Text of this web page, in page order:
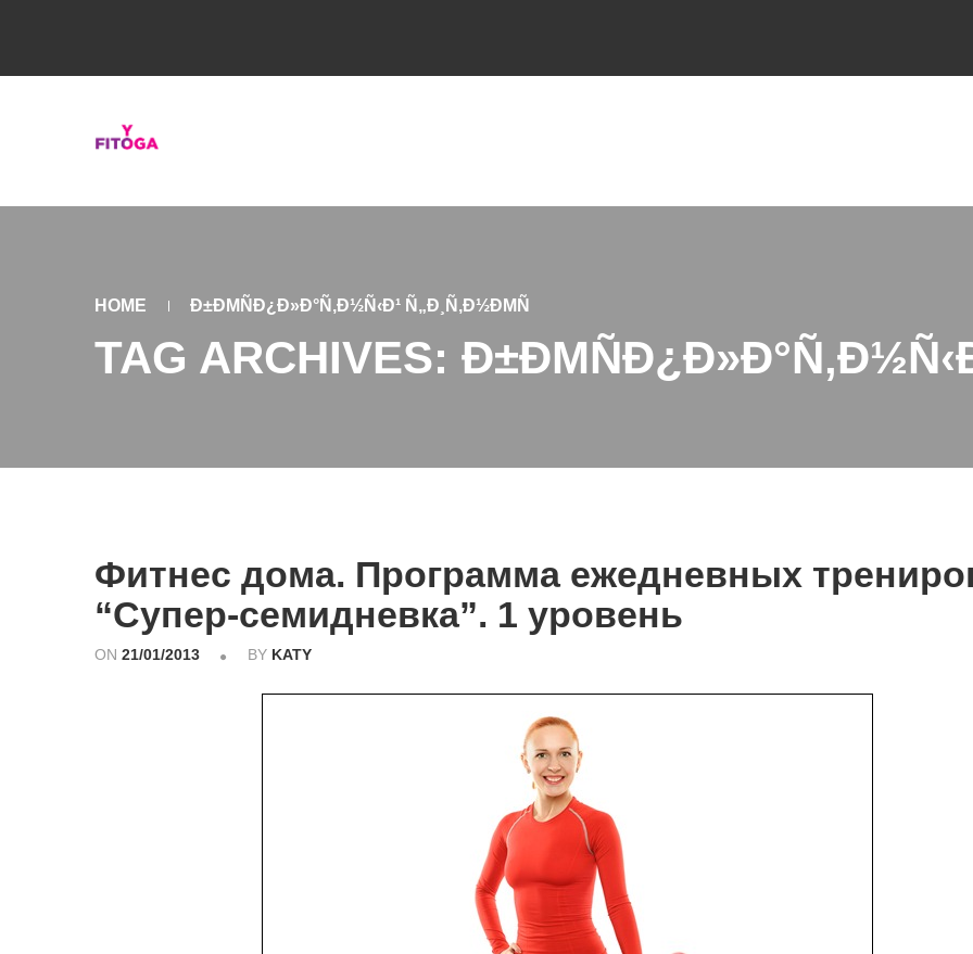
HOME Ð±ÐΜÑÐ¿Ð»Ð°Ñ‚Ð½Ñ‹Ð¹ Ñ„Ð¸Ñ‚Ð½ÐΜÑ
TAG ARCHIVES:
Фитнес дома. Программа ежедневных
“Супер-семидневка”. 1 уровень
ON 21/01/2013 BY KATY